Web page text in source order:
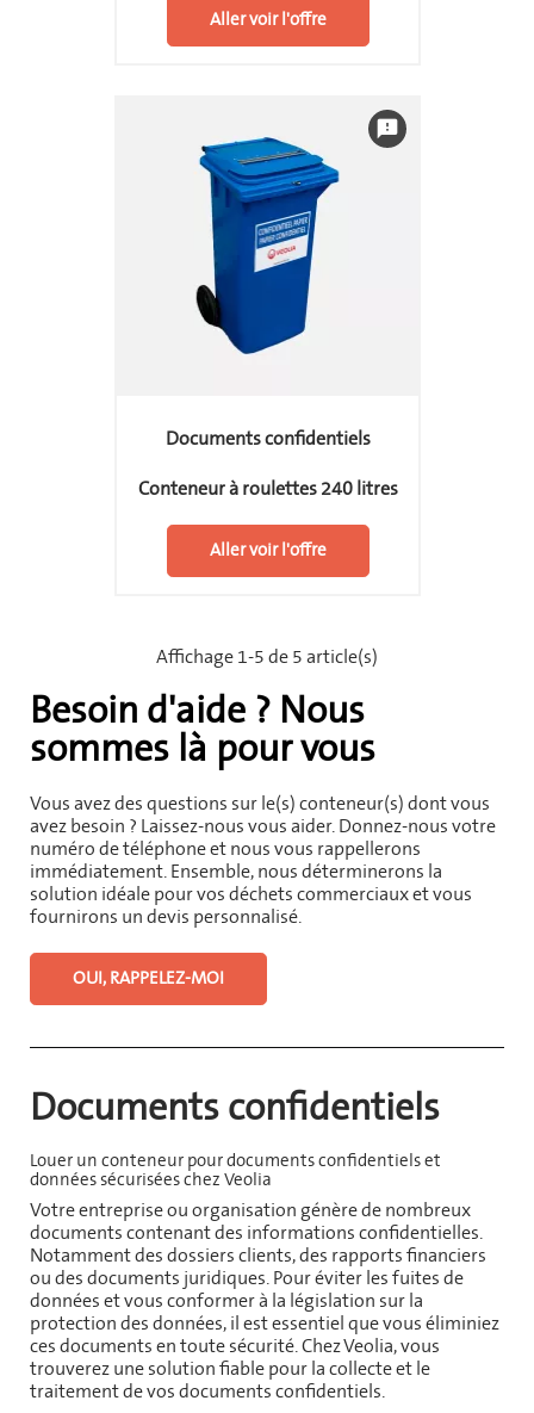
Aller voir l'offre
feedback
Documents confidentiels
Conteneur à roulettes 240 litres
Aller voir l'offre
Affichage 1-5 de 5 article(s)
Besoin d'aide ? Nous
sommes là pour vous
Vous avez des questions sur le(s) conteneur(s) dont vous
avez besoin ? Laissez-nous vous aider. Donnez-nous votre
numéro de téléphone et nous vous rappellerons
immédiatement. Ensemble, nous déterminerons la
solution idéale pour vos déchets commerciaux et vous
fournirons un devis personnalisé.
OUI, RAPPELEZ-MOI
Documents confidentiels
Louer un conteneur pour documents confidentiels et
données sécurisées chez Veolia
Votre entreprise ou organisation génère de nombreux
documents contenant des informations confidentielles.
Notamment des dossiers clients, des rapports financiers
ou des documents juridiques. Pour éviter les fuites de
données et vous conformer à la législation sur la
protection des données, il est essentiel que vous éliminiez
ces documents en toute sécurité. Chez Veolia, vous
trouverez une solution fiable pour la collecte et le
traitement de vos documents confidentiels.